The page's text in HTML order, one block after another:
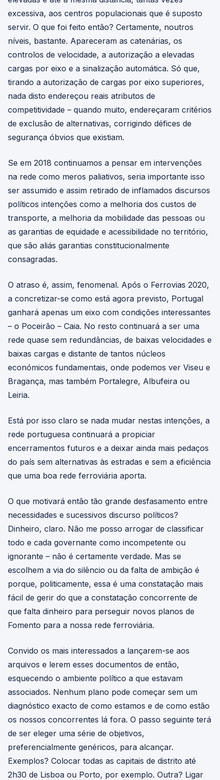
excessiva, aos centros populacionais que é suposto
servir. O que foi feito então? Certamente, noutros
níveis, bastante. Apareceram as catenárias, os
controlos de velocidade, a autorização a elevadas
cargas por eixo e a sinalização automática. Só que,
tirando a autorização de cargas por eixo superiores,
nada disto endereçou reais atributos de
competitividade – quando muito, endereçaram critérios
de exclusão de alternativas, corrigindo défices de
segurança óbvios que existiam.
Se em 2018 continuamos a pensar em intervenções
na rede como meros paliativos, seria importante isso
ser assumido e assim retirado de inflamados discursos
políticos intenções como a melhoria dos custos de
transporte, a melhoria da mobilidade das pessoas ou
as garantias de equidade e acessibilidade no território,
que são aliás garantias constitucionalmente
consagradas.
O atraso é, assim, fenomenal. Após o Ferrovias 2020,
a concretizar-se como está agora previsto, Portugal
ganhará apenas um eixo com condições interessantes
– o Poceirão – Caia. No resto continuará a ser uma
rede quase sem redundâncias, de baixas velocidades e
baixas cargas e distante de tantos núcleos
económicos fundamentais, onde podemos ver Viseu e
Bragança, mas também Portalegre, Albufeira ou
Leiria.
Está por isso claro se nada mudar nestas intenções, a
rede portuguesa continuará a propiciar
encerramentos futuros e a deixar ainda mais pedaços
do país sem alternativas às estradas e sem a eficiência
que uma boa rede ferroviária aporta.
O que motivará então tão grande desfasamento entre
necessidades e sucessivos discurso políticos?
Dinheiro, claro. Não me posso arrogar de classificar
todo e cada governante como incompetente ou
ignorante – não é certamente verdade. Mas se
escolhem a via do silêncio ou da falta de ambição é
porque, politicamente, essa é uma constatação mais
fácil de gerir do que a constatação concorrente de
que falta dinheiro para perseguir novos planos de
Fomento para a nossa rede ferroviária.
Convido os mais interessados a lançarem-se aos
arquivos e lerem esses documentos de então,
esquecendo o ambiente político a que estavam
associados. Nenhum plano pode começar sem um
diagnóstico exacto de como estamos e de como estão
os nossos concorrentes lá fora. O passo seguinte terá
de ser eleger uma série de objetivos,
preferencialmente genéricos, para alcançar.
Exemplos? Colocar todas as capitais de distrito até
2h30 de Lisboa ou Porto, por exemplo. Outra? Ligar